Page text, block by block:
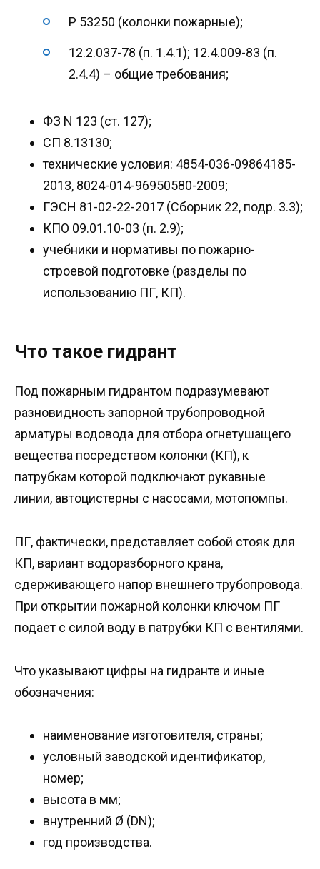
Р 53250 (колонки пожарные);
12.2.037-78 (п. 1.4.1); 12.4.009-83 (п.
2.4.4) – общие требования;
ФЗ N 123 (ст. 127);
СП 8.13130;
технические условия: 4854-036-09864185-
2013, 8024-014-96950580-2009;
ГЭСН 81-02-22-2017 (Сборник 22, подр. 3.3);
КПО 09.01.10-03 (п. 2.9);
учебники и нормативы по пожарно-
строевой подготовке (разделы по
использованию ПГ, КП).
Что такое гидрант
Под пожарным гидрантом подразумевают
разновидность запорной трубопроводной
арматуры водовода для отбора огнетушащего
вещества посредством колонки (КП), к
патрубкам которой подключают рукавные
линии, автоцистерны с насосами, мотопомпы.
ПГ, фактически, представляет собой стояк для
КП, вариант водоразборного крана,
сдерживающего напор внешнего трубопровода.
При открытии пожарной колонки ключом ПГ
подает с силой воду в патрубки КП с вентилями.
Что указывают цифры на гидранте и иные
обозначения:
наименование изготовителя, страны;
условный заводской идентификатор,
номер;
высота в мм;
внутренний Ø (DN);
год производства.